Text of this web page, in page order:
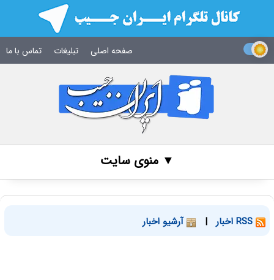
صفحه اصلی تبلیغات تماس با ما
▼ منوی سایت
| آرشیو اخبار